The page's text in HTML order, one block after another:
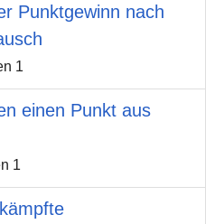
Punktgewinn nach
1
einen Punkt aus
1